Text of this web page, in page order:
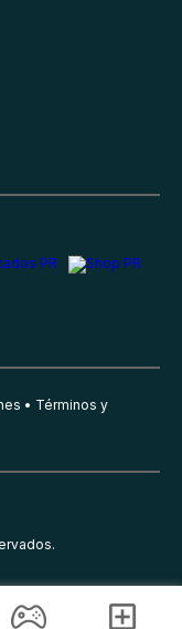
Términos y